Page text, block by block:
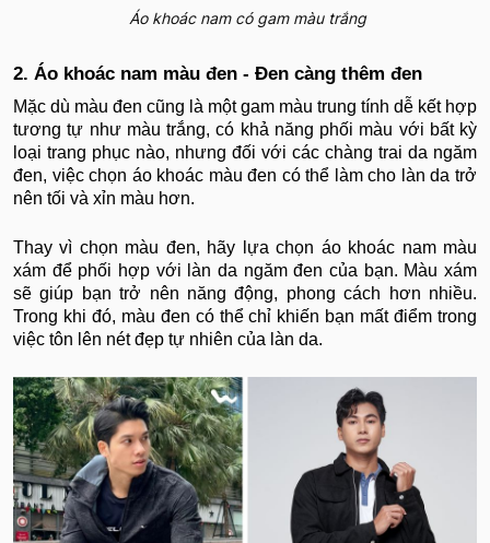
Áo khoác nam có gam màu trắng
2. Áo khoác nam màu đen - Đen càng thêm đen
Mặc dù màu đen cũng là một gam màu trung tính dễ kết hợp
tương tự như màu trắng, có khả năng phối màu với bất kỳ
loại trang phục nào, nhưng đối với các chàng trai da ngăm
đen, việc chọn áo khoác màu đen có thể làm cho làn da trở
nên tối và xỉn màu hơn.
Thay vì chọn màu đen, hãy lựa chọn áo khoác nam màu
xám để phối hợp với làn da ngăm đen của bạn. Màu xám
sẽ giúp bạn trở nên năng động, phong cách hơn nhiều.
Trong khi đó, màu đen có thể chỉ khiến bạn mất điểm trong
việc tôn lên nét đẹp tự nhiên của làn da.